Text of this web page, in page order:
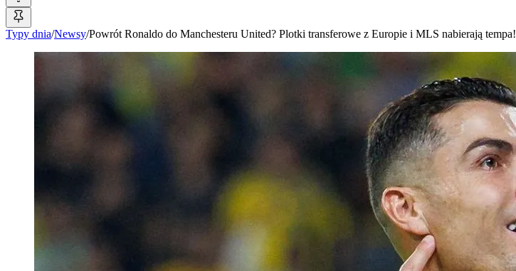
Typy dnia/Newsy/Powrót Ronaldo do Manchesteru United? Plotki transferowe z Europie i MLS nabierają tempa!